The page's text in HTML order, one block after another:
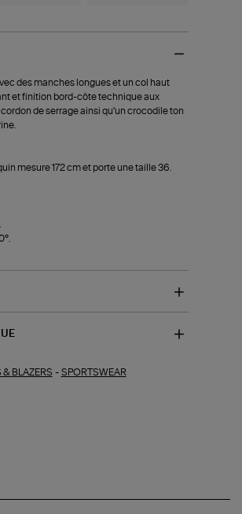
des manches longues et un col haut
et finition bord-côte technique aux
de serrage ainsi qu'un crocodile ton
mesure 172 cm et porte une taille 36.
& BLAZERS - SPORTSWEAR